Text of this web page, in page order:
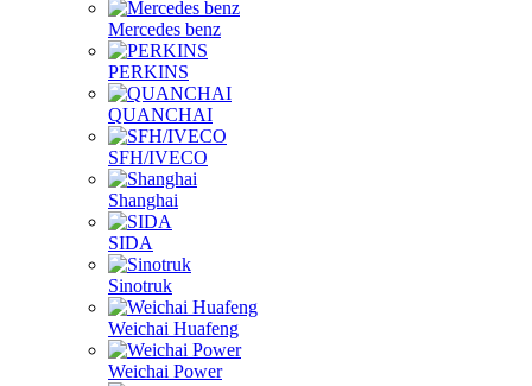
Mercedes benz
PERKINS
QUANCHAI
SFH/IVECO
Shanghai
SIDA
Sinotruk
Weichai Huafeng
Weichai Power